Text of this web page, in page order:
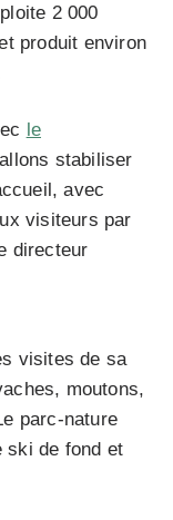
2 000
produit environ
le
stabiliser
avec
visiteurs par
directeur
visites de sa
moutons,
parc-nature
ski de fond et